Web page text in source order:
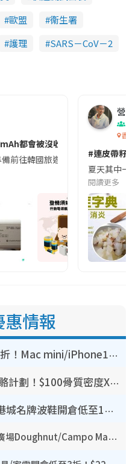
歐盟
衞生署
護理 SARS－CoV－2
都會被沒收😱出發前切記檢查
備前往韓國旅遊的民眾，近期要
營養
香港
#連皮帶籽
夏天其中一
閱讀更多
情報
豐澤優惠勁減低至44折！Mac mini/iPhone17Pro大減價！廚房家電$220起
港大推賽馬會強化骨骼計劃！$100骨質密度X光檢查 完成免費運動訓練送超市禮券！附參加資格
開倉優惠 | 尖沙咀海港城名牌波鞋開倉低至1折！On鞋$899起／Joy&Peace鞋履$98起
開倉優惠｜銅鑼灣時代廣場Doughnut/Campo Marzio開倉低至1折！背囊、書包、手袋劈價$200起